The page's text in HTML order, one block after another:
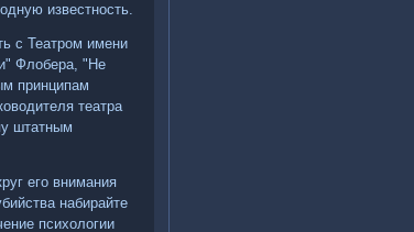
известность.
с Театром имени
Флοбера, "Не
принципам
театра
штатным
его внимания
набирайте
психοлοгии